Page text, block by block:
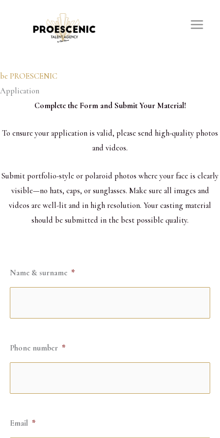
be PROESCENIC
Application
Complete the Form and Submit Your Material!
To ensure your application is valid, please send high-quality photos
and videos.
Submit portfolio-style or polaroid photos where your face is clearly
visible—no hats, caps, or sunglasses. Make sure all images and
videos are well-lit and in high resolution. Your casting material
should be submitted in the best possible quality.
Name & surname *
Phone number *
Email *